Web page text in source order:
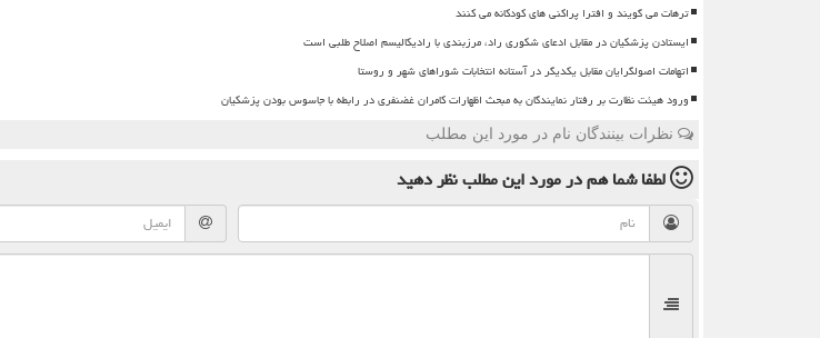
ترهات می گویند و افترا پراکنی های کودکانه می کنند
ایستادن پزشکیان در مقابل ادعای شکوری راد، مرزبندی با رادیکالیسم اصلاح طلبی است
اتهامات اصولگرایان مقابل یکدیگر در آستانه انتخابات شوراهای شهر و روستا
ورود هیئت نظارت بر رفتار نمایندگان به مبحث اظهارات کامران غضنفری در رابطه با جاسوس بودن پزشکیان
نظرات بینندگان نام در مورد این مطلب
لطفا شما همدر مورد این مطلبنظر دهید